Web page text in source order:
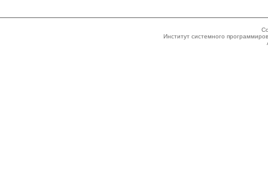
Институт системного